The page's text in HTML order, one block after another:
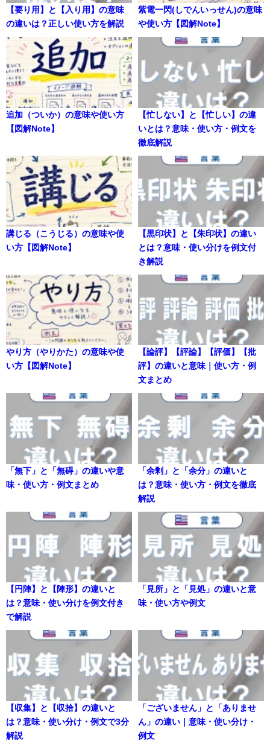
【要り用】と【入り用】の意味
の違いは？正しい使い方を解説
紫電一閃(しでんいっせん)の意味
や使い方【図解Note】
追加（ついか）の意味や使い方
【図解Note】
【忙しない】と【忙しい】の違
いとは？意味・使い方・例文を
徹底解説
講じる（こうじる）の意味や使
い方【図解Note】
【黒印状】と【朱印状】の違い
とは？意味・使い分けを例文付
き解説
やり方（やりかた）の意味や使
い方【図解Note】
【論評】【評論】【評価】【批
評】の違いと意味｜使い方・例
文まとめ
「無下」と「無碍」の違いや意
味・使い方・例文まとめ
「余剰」と「余分」の違いと
は？意味・使い方・例文を徹底
解説
【円陣】と【陣形】の違いと
は？意味・使い分けを例文付き
で解説
「見所」と「見処」の違いと意
味・使い方や例文
【収集】と【収拾】の違いと
は？意味・使い分け・例文で3分
解説
「ございません」と「ありませ
ん」の違い｜意味・使い分け・
例文